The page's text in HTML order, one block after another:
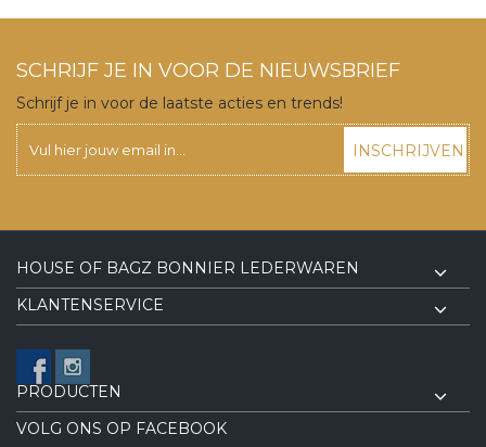
SCHRIJF JE IN VOOR DE NIEUWSBRIEF
Schrijf je in voor de laatste acties en trends!
INSCHRIJVEN
HOUSE OF BAGZ BONNIER LEDERWAREN
KLANTENSERVICE
PRODUCTEN
VOLG ONS OP FACEBOOK